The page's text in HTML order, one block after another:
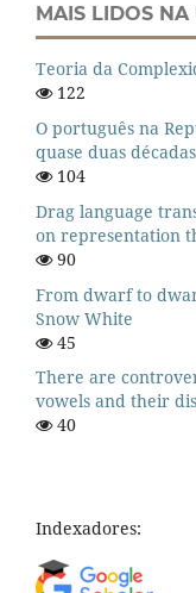
MAIS LIDOS
Teoria da
122
O português na
quase duas
104
Drag language
on representation
90
From dwarf to
Snow White
45
There are
vowels and their
40
Indexadores: